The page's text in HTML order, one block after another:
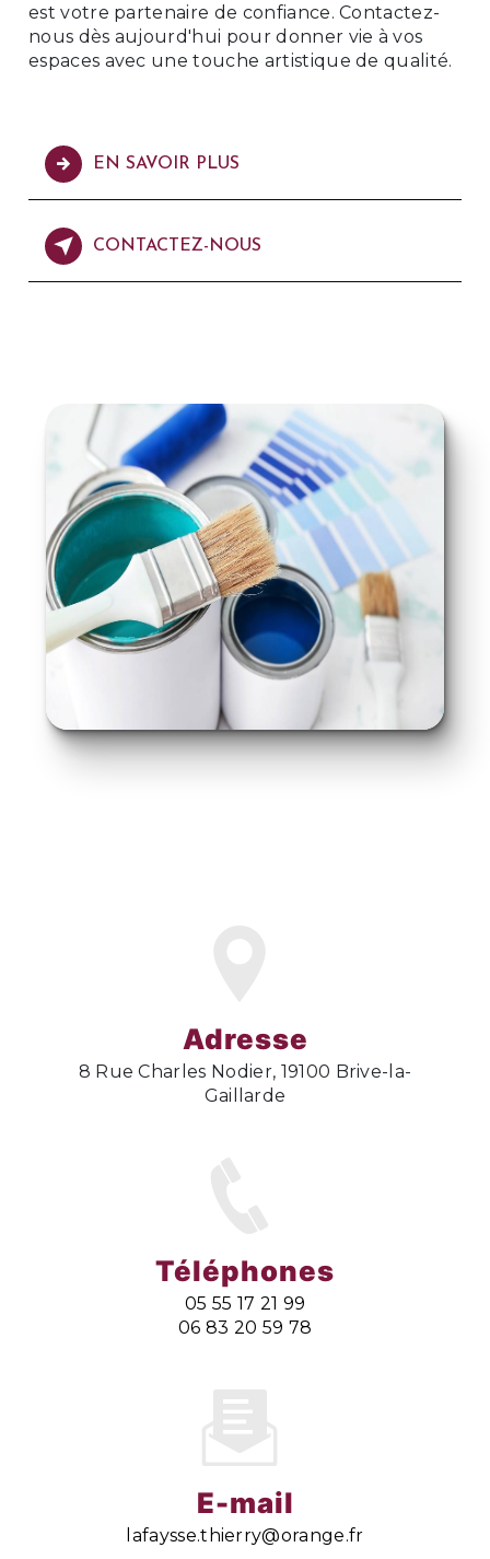
est votre partenaire de confiance. Contactez-
nous dès aujourd'hui pour donner vie à vos
espaces avec une touche artistique de qualité.
EN SAVOIR PLUS
CONTACTEZ-NOUS
Adresse
8 Rue Charles Nodier, 19100 Brive-la-
Gaillarde
Téléphones
05 55 17 21 99
06 83 20 59 78
E-mail
lafaysse.thierry@orange.fr